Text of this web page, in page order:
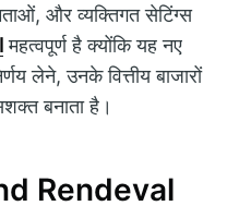
और व्यक्तिगत सेटिंग्स
महत्वपूर्ण है क्योंकि यह नए
लेने, उनके वित्तीय बाजारों
बनाता है।
Rendeval